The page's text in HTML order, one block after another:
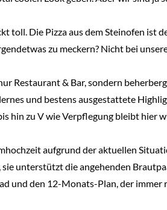
toll. Die Pizza aus dem Steinofen ist
zu meckern? Nicht bei
Restaurant & Bar, sondern
und bestens ausgestattete
hin zu V wie Verpflegung bleibt hier
aufgrund der aktuellen
sie unterstützt die angehenden
und den 12-Monats-Plan, der